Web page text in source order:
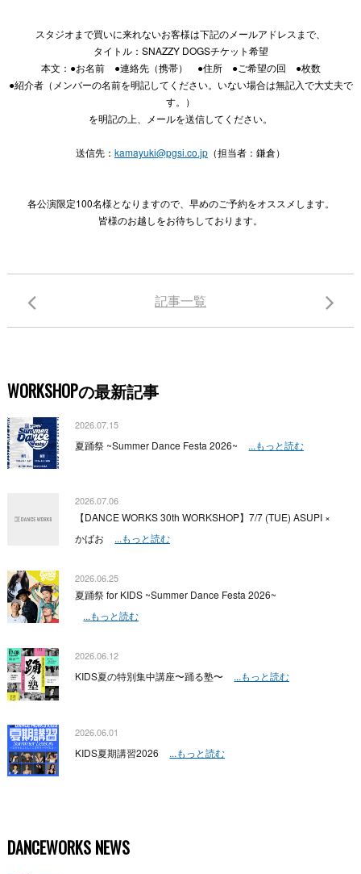
スタジオまで買いに来れないお客様は下記のメールアドレスまで、
タイトル：SNAZZY DOGSチケット希望
本文：●お名前 ●連絡先（携帯） ●住所 ●ご希望の回 ●枚数
●紹介者（メンバーの名前を明記してください。いない場合は無記入で大丈夫で
す。）
を明記の上、メールを送信してください。
送信先： kamayuki@pgsi.co.jp （担当者：鎌倉）
各公演限定100名様となりますので、早めのご予約をオススメします。
皆様のお越しをお待ちしております。
記事一覧
WORKSHOPの最新記事
2026.07.15
夏踊祭 ~Summer Dance Festa 2026~ ...もっと読む
2026.07.06
【DANCE WORKS 30th WORKSHOP】7/7 (TUE) ASUPI ×
かばお
...もっと読む
2026.06.25
夏踊祭 for KIDS ~Summer Dance Festa 2026~
...もっと読む
2026.06.12
KIDS夏の特別集中講座〜踊る塾〜 ...もっと読む
2026.06.01
KIDS夏期講習2026 ...もっと読む
DANCEWORKS NEWS